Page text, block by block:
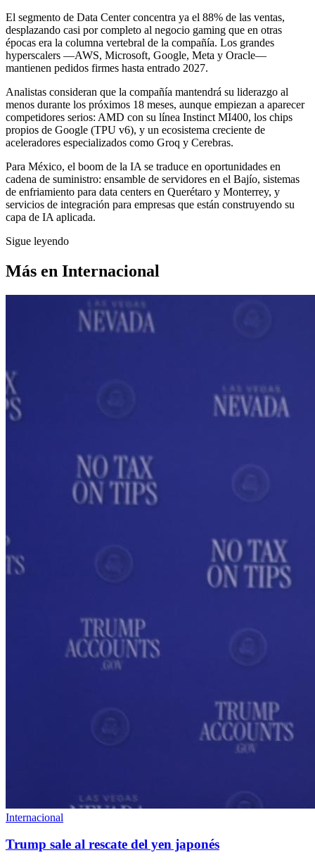
El segmento de Data Center concentra ya el 88% de las ventas,
desplazando casi por completo al negocio gaming que en otras
épocas era la columna vertebral de la compañía. Los grandes
hyperscalers —AWS, Microsoft, Google, Meta y Oracle—
mantienen pedidos firmes hasta entrado 2027.
Analistas consideran que la compañía mantendrá su liderazgo al
menos durante los próximos 18 meses, aunque empiezan a aparecer
competidores serios: AMD con su línea Instinct MI400, los chips
propios de Google (TPU v6), y un ecosistema creciente de
aceleradores especializados como Groq y Cerebras.
Para México, el boom de la IA se traduce en oportunidades en
cadena de suministro: ensamble de servidores en el Bajío, sistemas
de enfriamiento para data centers en Querétaro y Monterrey, y
servicios de integración para empresas que están construyendo su
capa de IA aplicada.
Sigue leyendo
Más en Internacional
Internacional
Trump sale al rescate del yen japonés